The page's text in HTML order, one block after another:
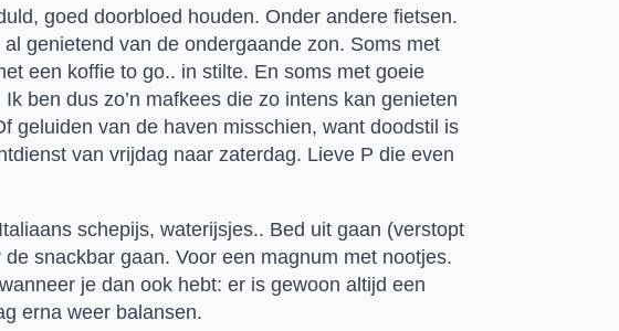
goed doorbloed houden. Onder andere fietsen.
genietend van de ondergaande zon. Soms met
een koffie to go.. in stilte. En soms met goeie
ben dus zo’n mafkees die zo intens kan genieten
van de haven misschien, want doodstil is
van vrijdag naar zaterdag. Lieve P die even
schepijs, waterijsjes.. Bed uit gaan (verstopt
snackbar gaan. Voor een magnum met nootjes.
je dan ook hebt: er is gewoon altijd een
erna weer balansen.